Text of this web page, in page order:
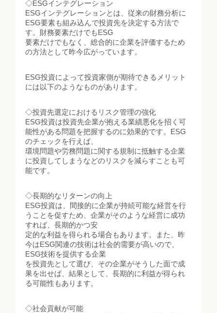
◇ESGインテグレーション
ESGインテグレーションとは、従来の財務分析に
ESG要素も組み込んで投資先を決定する方法で
す。財務要素だけでもESG
要素だけでもなく、総合的に企業を評価するため
の方法として昨今広がっています。
ESG投資によって投資家側が期待できるメリット
には以下のようなものがあります。
◇投資先選定におけるリスク管理の強化
ESG投資は投資先企業が抱える業績悪化を招く可
能性がある問題を把握するのに効果的です。ESG
のチェックを行えば、
環境問題や労務問題に関する規制に抵触する企業
に投資してしまうなどのリスクを減らすことも可
能です。
◇長期的なリターンの向上
ESG投資は、間接的に企業が持続可能な経営を行
うことを促すため、企業がそのような経営に成功
すれば、長期的かつ安
定的な利益を得られる場合もあります。また、昨
今はESG関連の技術は社会的需要が高いので、
ESG技術を提供する企業
を投資先として選び、その企業がそうした面で成
果を出せば、結果として、長期的に利益が得られ
る可能性もあります。
◇社会貢献が可能